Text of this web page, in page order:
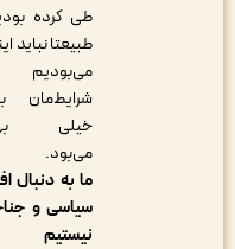
طی کرده بودیم،
طبیعتا نباید اینجا
می‌بودیم و
شرایط‌مان باید
خیلی بهتر
ما به دنبال افکار
سیاسی و جناحی